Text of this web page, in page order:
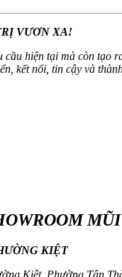
VƯƠN XA!
cầu hiện tại mà còn tạo
kết nối, tin cậy và
KIỆT